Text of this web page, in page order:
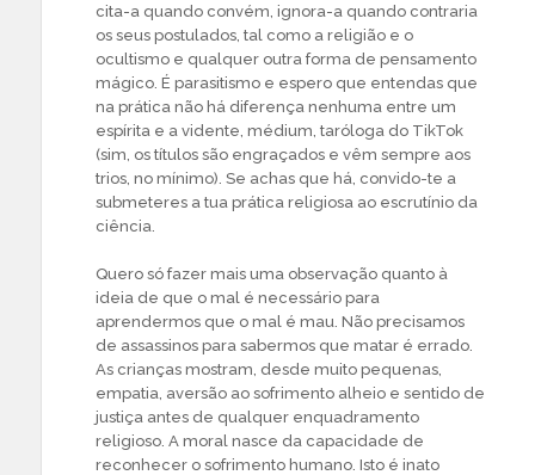
cita-a quando convém, ignora-a quando contraria
os seus postulados, tal como a religião e o
ocultismo e qualquer outra forma de pensamento
mágico. É parasitismo e espero que entendas que
na prática não há diferença nenhuma entre um
espírita e a vidente, médium, taróloga do TikTok
(sim, os títulos são engraçados e vêm sempre aos
trios, no mínimo). Se achas que há, convido-te a
submeteres a tua prática religiosa ao escrutínio da
ciência.
Quero só fazer mais uma observação quanto à
ideia de que o mal é necessário para
aprendermos que o mal é mau. Não precisamos
de assassinos para sabermos que matar é errado.
As crianças mostram, desde muito pequenas,
empatia, aversão ao sofrimento alheio e sentido de
justiça antes de qualquer enquadramento
religioso. A moral nasce da capacidade de
reconhecer o sofrimento humano. Isto é inato